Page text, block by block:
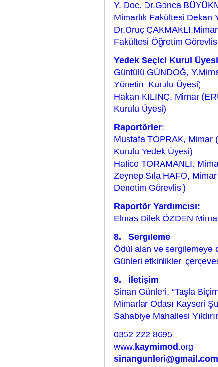
Y. Doc. Dr.Gonca
Mimarlık Fakültesi Dekan
Dr.Oruç
Fakültesi Öğretim
Yedek Seçici Kurul
Güntülü GÜNDOĞ,
Yönetim Kurulu Üyesi)
Hakan KILINÇ, Mimar
Kurulu Üyesi)
Raportörler:
Mustafa TOPRAK, Mimar
Kurulu Yedek Üyesi)
Hatice TORAMANLI,
Zeynep Sıla HAFO,
Denetim Görevlisi)
Raportör Yardımcısı:
Elmas Dilek ÖZDEN
8. Sergileme
Ödül alan ve sergilemeye
Günleri etkinlikleri
9. İletişim
Sinan Günleri, “Taşla
Mimarlar Odası Kayseri
Sahabiye Mahallesi
0352 222 8695
www. kaymimod .org
sinangunleri@gmail.com